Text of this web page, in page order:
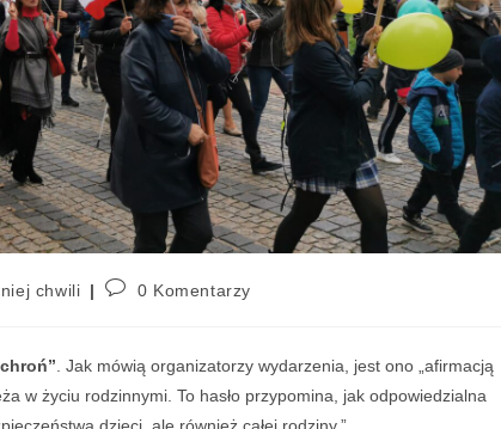
chwili 0 Komentarzy
. Jak mówią organizatorzy wydarzenia, jest ono „afirmacją
w życiu rodzinnymi. To hasło przypomina, jak odpowiedzialna
dzieci, ale również całej rodziny.”